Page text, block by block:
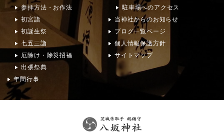
参拝方法・お作法
初宮詣
初誕生祭
七五三詣
厄除け・除災招福
出張祭典
年間行事
駐車場へのアクセス
当神社からのお知らせ
ブログ一覧ページ
個人情報保護方針
サイトマップ